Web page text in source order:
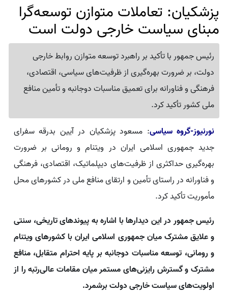
پزشکیان: تعاملات متوازن توسعه‌گرا
مبنای سیاست خارجی دولت است
رئیس جمهور با تأکید بر راهبرد توسعه متوازن روابط خارجی
دولت، بر ضرورت بهره‌گیری از ظرفیت‌های سیاسی، اقتصادی،
فرهنگی و فناورانه برای تعمیق مناسبات دوجانبه و تأمین منافع
ملی کشور تأکید کرد.
نورنیوز-گروه سیاسی: مسعود پزشکیان در آیین بدرقه سفرای
جدید جمهوری اسلامی ایران در ویتنام و رومانی بر ضرورت
بهره‌گیری حداکثری از ظرفیت‌های دیپلماتیک، اقتصادی، فرهنگی
و فناورانه در راستای تأمین و ارتقای منافع ملی در کشورهای محل
مأموریت تأکید کرد.
رئیس جمهور در این دیدارها با اشاره به پیوندهای تاریخی، سنتی
و علایق مشترک میان جمهوری اسلامی ایران با کشورهای ویتنام
و رومانی، توسعه مناسبات دوجانبه بر پایه احترام متقابل، منافع
مشترک و گسترش رایزنی‌های مستمر میان مقامات عالی‌رتبه را از
اولویت‌های سیاست خارجی دولت برشمرد.